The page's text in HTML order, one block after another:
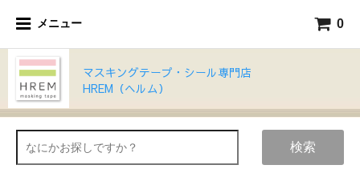
メニュー 0
マスキングテープ・シール専門店
HREM（ヘルム）
検索